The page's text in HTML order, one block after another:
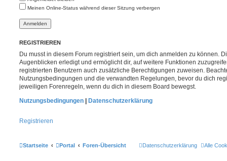
Meinen Online-Status während dieser Sitzung verbergen
REGISTRIEREN
Du musst in diesem Forum registriert sein, um dich anmelden zu können.
Augenblicken erledigt und ermöglicht dir, auf weitere Funktionen
registrierten Benutzern auch zusätzliche Berechtigungen zuweisen.
Nutzungsbedingungen und die verwandten Regelungen, bevor du dich
jeweiligen Forenregeln, wenn du dich in diesem Board bewegst.
Nutzungsbedingungen
Datenschutzerklärung
Registrieren
Startseite Portal Foren-Übersicht Alle
Datenschutzerklärung